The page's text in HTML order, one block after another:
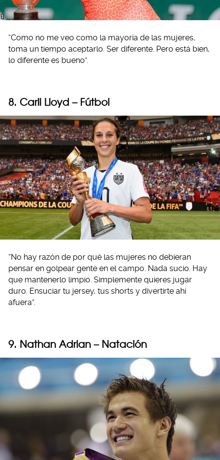
“Como no me veo como la mayoría de las mujeres,
toma un tiempo aceptarlo. Ser diferente. Pero está bien,
lo diferente es bueno”.
8. Carli Lloyd – Fútbol
“No hay razón de por qué las mujeres no debieran
pensar en golpear gente en el campo. Nada sucio. Hay
que mantenerlo limpio. Simplemente quieres jugar
duro. Ensuciar tu jersey, tus shorts y divertirte ahí
afuera”.
9. Nathan Adrian – Natación